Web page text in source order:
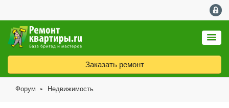
Заказать ремонт
Форум ► Недвижимость